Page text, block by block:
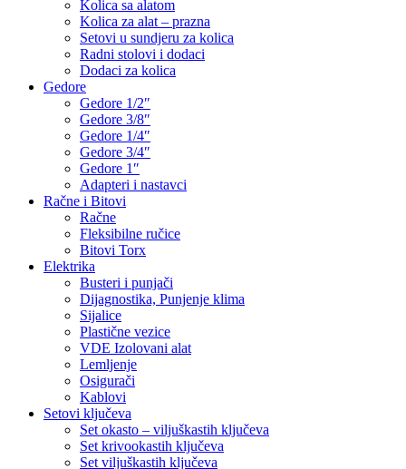
Kolica sa alatom
Kolica za alat – prazna
Setovi u sundjeru za kolica
Radni stolovi i dodaci
Dodaci za kolica
Gedore
Gedore 1/2″
Gedore 3/8″
Gedore 1/4″
Gedore 3/4″
Gedore 1″
Adapteri i nastavci
Račne i Bitovi
Račne
Fleksibilne ručice
Bitovi Torx
Elektrika
Busteri i punjači
Dijagnostika, Punjenje klima
Sijalice
Plastične vezice
VDE Izolovani alat
Lemljenje
Osigurači
Kablovi
Setovi ključeva
Set okasto – viljuškastih ključeva
Set krivookastih ključeva
Set viljuškastih ključeva